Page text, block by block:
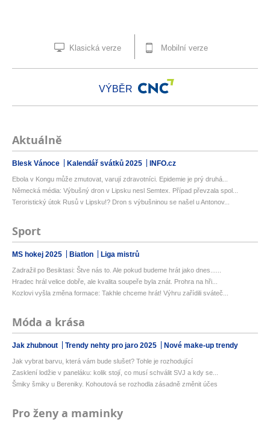
Klasická verze Mobilní verze
VÝBĚR
Aktuálně
Blesk Vánoce Kalendář svátků 2025 INFO.cz
Ebola v Kongu může zmutovat, varují zdravotníci. Epidemie je prý druhá...
Německá média: Výbušný dron v Lipsku nesl Semtex. Případ převzala spol...
Teroristický útok Rusů v Lipsku!? Dron s výbušninou se našel u Antonov...
Sport
MS hokej 2025 Biatlon Liga mistrů
Zadražil po Besiktasi: Štve nás to. Ale pokud budeme hrát jako dnes......
Hradec hrál velice dobře, ale kvalita soupeře byla znát. Prohra na hři...
Kozlovi vyšla změna formace: Takhle chceme hrát! Výhru zařídili sváteč...
Móda a krása
Jak zhubnout Trendy nehty pro jaro 2025 Nové make-up trendy
Jak vybrat barvu, která vám bude slušet? Tohle je rozhodující
Zasklení lodžie v paneláku: kolik stojí, co musí schválit SVJ a kdy se...
Šmiky šmiky u Bereniky. Kohoutová se rozhodla zásadně změnit účes
Pro ženy a maminky